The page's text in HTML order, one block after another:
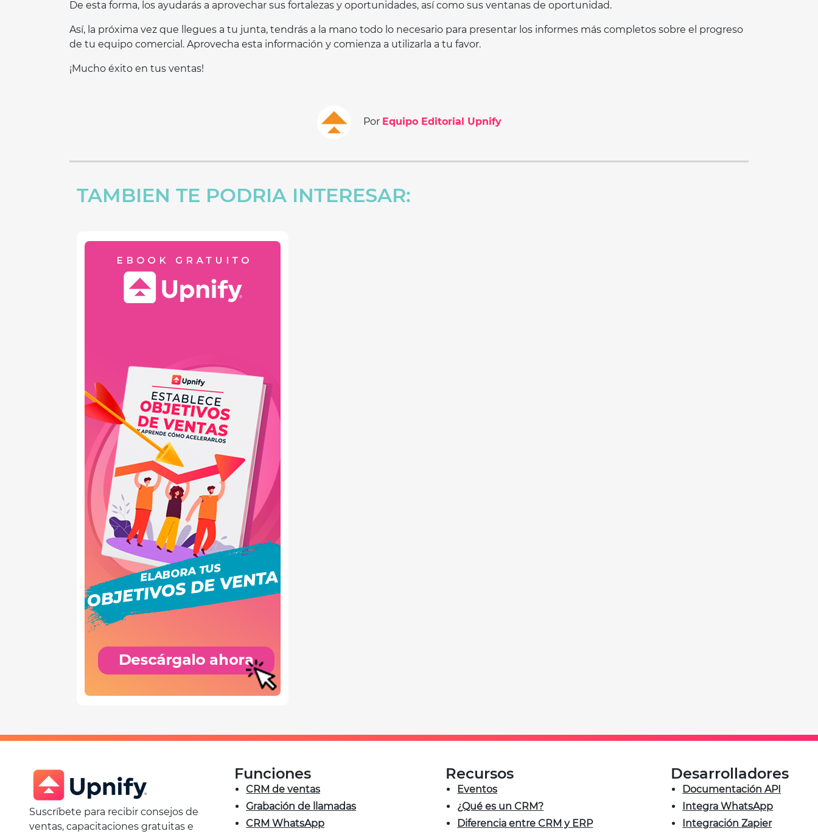
De esta forma, los ayudarás a aprovechar sus fortalezas y oportunidades, así como sus ventanas de oportunidad.
Así, la próxima vez que llegues a tu junta, tendrás a la mano todo lo necesario para presentar los informes más completos sobre el progreso
de tu equipo comercial. Aprovecha esta información y comienza a utilizarla a tu favor.
¡Mucho éxito en tus ventas!
Por Equipo Editorial Upnify
TAMBIEN TE PODRIA INTERESAR:
Suscríbete para recibir consejos de
ventas, capacitaciones gratuitas e
Funciones
CRM de ventas
Grabación de llamadas
CRM WhatsApp
Recursos
Eventos
¿Qué es un CRM?
Diferencia entre CRM y ERP
Desarrolladores
Documentación API
Integra WhatsApp
Integración Zapier